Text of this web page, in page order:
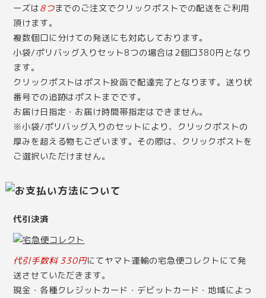
ーズは8つまでのご注文でクリックポストでの配送をご利用
頂けます。
複数個口に分けての発送にも対応しております。
小袋/ポリバッグ入りセット8つの場合は2個口380円となり
ます。
クリックポストはポスト投函で配達完了となります。送り状
番号での追跡はポストまでです。
お届け日指定・お届け時間帯指定はできません。
※小袋/ポリバッグ入りのセットにより、クリックポストの
厚みを超える物もございます。その際は、クリックポストを
ご選択いただけません。
代引決済
代引手数料 330円にてヤマト運輸の宅急便コレクトにて発
送させていただきます。
現金・各種クレジットカード・デビットカード・地域によっ